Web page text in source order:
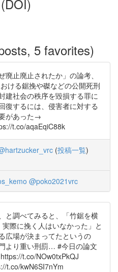
5 favorites)
廃止廃止されたか」の論考、
ける鋸挽や磔などの公開死刑
建社会の秩序を毀損する罪に
復するには、侵害者に対する
があった→
t.co/aqaEqiC88k
(投稿一覧)
@poko2021vrc
と調べてみると、「竹鋸を横
際に挽く人はいなかった」と
広場が決まってたというの
より重い刑罰… #今日の論文
t.co/NOw0txPkQJ
t.co/kwN6SI7nYm